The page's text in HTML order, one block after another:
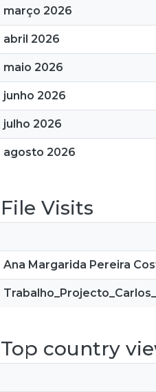
março 2026
abril 2026
maio 2026
junho 2026
julho 2026
agosto 2026
File Visits
Ana Margarida Pereira
Top country